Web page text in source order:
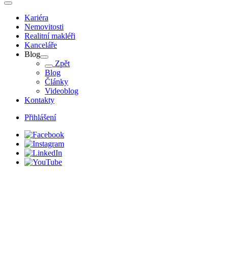
Kariéra
Nemovitosti
Realitní makléři
Kanceláře
Blog
Zpět
Blog
Články
Videoblog
Kontakty
Přihlášení